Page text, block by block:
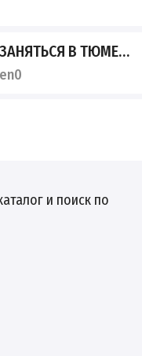
| МЕРОПРИЯТИЯ ТЮМЕНИ
и поиск по